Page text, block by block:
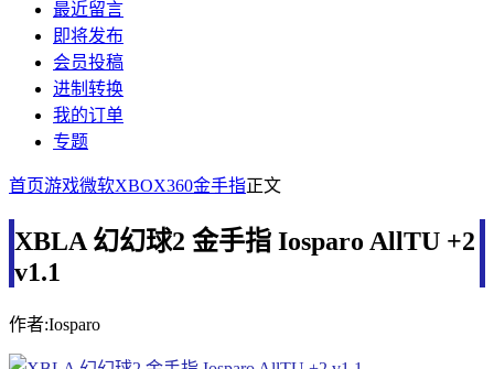
最近留言
即将发布
会员投稿
进制转换
我的订单
专题
首页游戏微软XBOX360金手指正文
XBLA 幻幻球2 金手指 Iosparo AllTU +2
v1.1
作者:Iosparo